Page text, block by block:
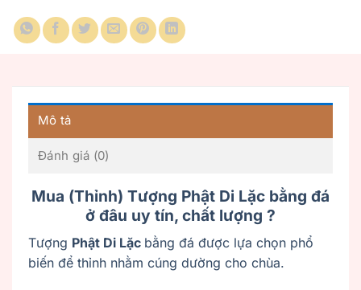
Mô tả
Đánh giá (0)
Mua (Thỉnh) Tượng Phật Di Lặc bằng đá
ở đâu uy tín, chất lượng ?
Tượng Phật Di Lặc bằng đá được lựa chọn phổ
biến để thỉnh nhằm cúng dường cho chùa.